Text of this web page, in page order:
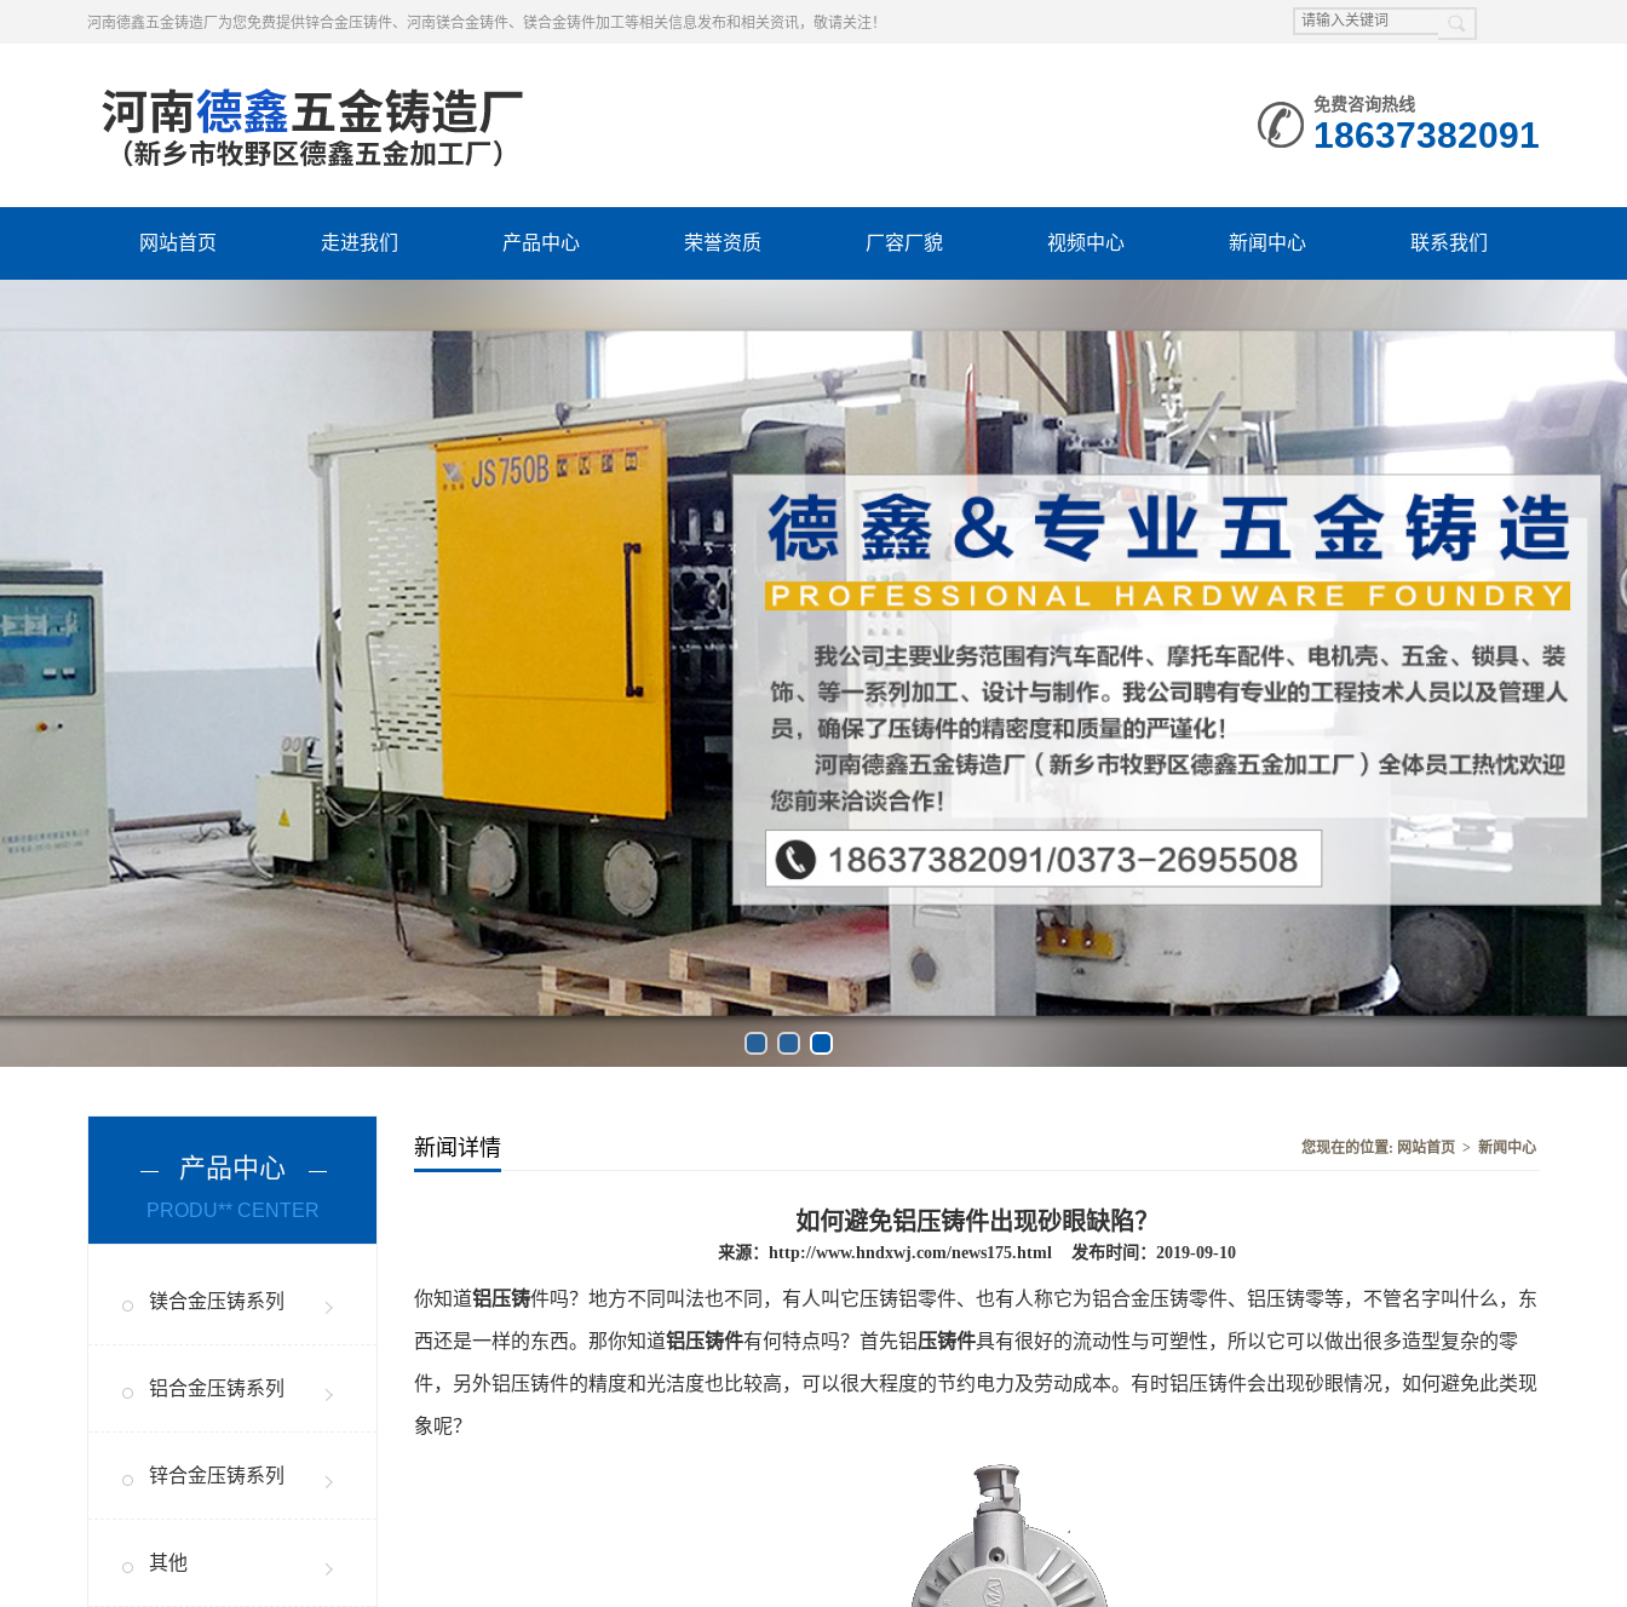
河南德鑫五金铸造厂为您免费提供锌合金压铸件、河南镁合金铸件、镁合金铸件加工等相关信息发布和相关资讯，敬请关注！
免费咨询热线
18637382091
网站首页 走进我们 产品中心 荣誉资质 厂容厂貌 视频中心 新闻中心 联系我们
产品中心
PRODU** CENTER
镁合金压铸系列
铝合金压铸系列
锌合金压铸系列
其他
新闻详情 您现在的位置: 网站首页 > 新闻中心
如何避免铝压铸件出现砂眼缺陷？
来源： http://www.hndxwj.com/news175.html 发布时间：2019-09-10
你知道铝压铸件吗？地方不同叫法也不同，有人叫它压铸铝零件、也有人称它为铝合金压铸零件、铝压铸零等，不管名字叫什么，东
西还是一样的东西。那你知道铝压铸件有何特点吗？首先铝压铸件具有很好的流动性与可塑性，所以它可以做出很多造型复杂的零
件，另外铝压铸件的精度和光洁度也比较高，可以很大程度的节约电力及劳动成本。有时铝压铸件会出现砂眼情况，如何避免此类现
象呢？